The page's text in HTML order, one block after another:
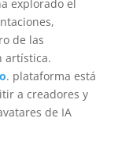
explorado el
de las
artística.
. plataforma está
a creadores y
de IA